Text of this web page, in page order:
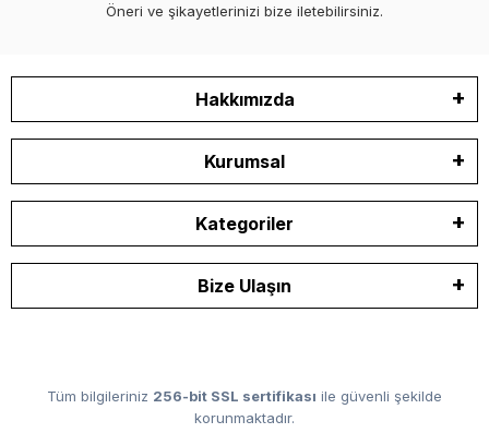
Öneri ve şikayetlerinizi bize iletebilirsiniz.
Hakkımızda
Kurumsal
Kategoriler
Bize Ulaşın
Tüm bilgileriniz 256-bit SSL sertifikası ile güvenli şekilde
korunmaktadır.